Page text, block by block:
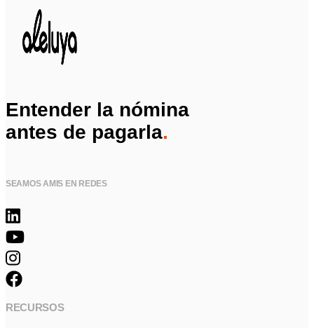
Entender la nómina
antes de pagarla.
SEAMOS AMIS EN REDES
RECURSOS